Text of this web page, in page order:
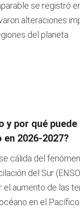
se registró
alteraciones
del planeta.
y por qué
en 2026-2027?
cálida del
del Sur
el aumento de las
en el